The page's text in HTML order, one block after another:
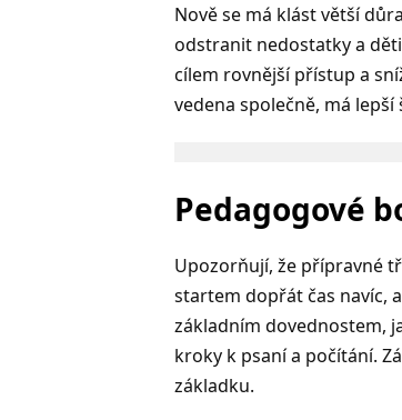
Nově se má klást větší
odstranit nedostatky a
cílem rovnější přístup a
vedena společně, má
Pedagogové
Upozorňují, že přípravné
startem dopřát čas navíc,
základním dovednostem,
kroky k psaní a počítání.
základku.